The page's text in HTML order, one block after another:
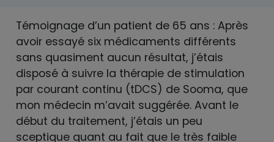
Témoignage d’un patient de 65 ans : Après
avoir essayé six médicaments différents
sans quasiment aucun résultat, j’étais
disposé à suivre la thérapie de stimulation
par courant continu (tDCS) de Sooma, que
mon médecin m’avait suggérée. Avant le
début du traitement, j’étais un peu
sceptique quant au fait que le très faible